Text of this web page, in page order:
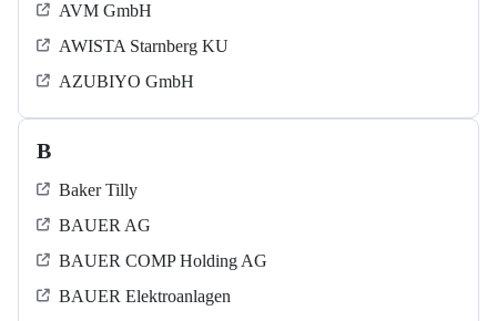
AVM GmbH
AWISTA Starnberg KU
AZUBIYO GmbH
B
Baker Tilly
BAUER AG
BAUER COMP Holding AG
BAUER Elektroanlagen